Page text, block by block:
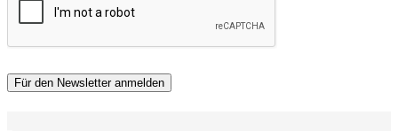
Für den Newsletter anmelden